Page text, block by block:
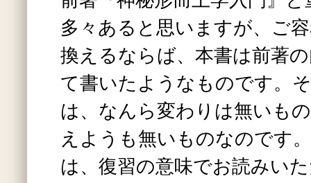
多々あると思いますが、ご
換えるならば、本書は前著
て書いたようなものです。
は、なんら変わりは無いも
えようも無いものなのです
は、復習の意味でお読みい